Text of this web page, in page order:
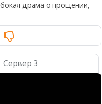
драма о прощении,
Сервер 3